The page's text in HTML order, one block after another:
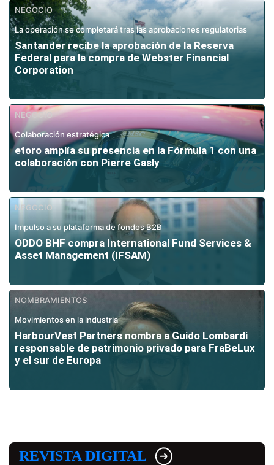
NEGOCIO
La operación se completará tras las aprobaciones regulatorias
Santander recibe la aprobación de la Reserva
Federal para la compra de Webster Financial
Corporation
NEGOCIO
Colaboración estratégica
etoro amplía su presencia en la Fórmula 1 con una
colaboración con Pierre Gasly
NEGOCIO
Impulso a su plataforma de fondos B2B
ODDO BHF compra International Fund Services &
Asset Management (IFSAM)
NOMBRAMIENTOS
Movimientos en la industria
HarbourVest Partners nombra a Guido Lombardi
responsable de patrimonio privado para FraBeLux
y el sur de Europa
REVISTA DIGITAL